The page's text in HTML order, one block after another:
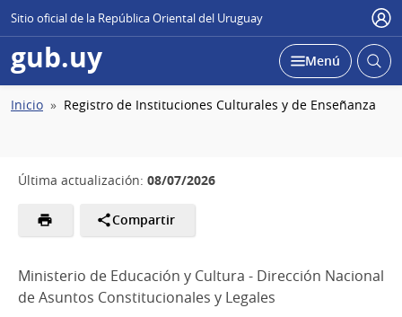
Sitio oficial de la República Oriental del Uruguay
gub.uy Desplegar
Menú Abrir
Ruta
Inicio Registro de Instituciones Culturales y de Enseñanza
Última actualización: 08/07/2026
Compartir
Ministerio de Educación y Cultura - Dirección Nacional
de Asuntos Constitucionales y Legales